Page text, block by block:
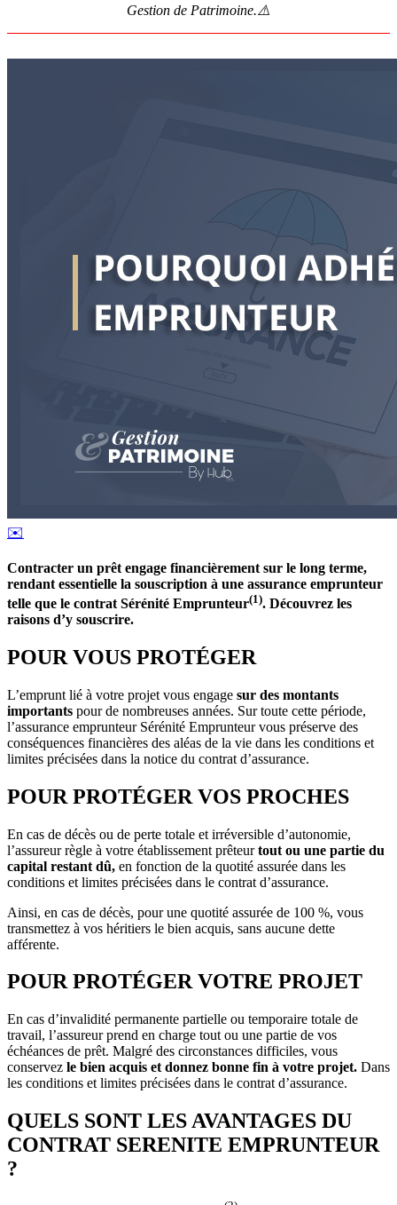
Gestion de Patrimoine.⚠️
✉️
Contracter un prêt engage financièrement sur le long terme,
rendant essentielle la souscription à une assurance emprunteur
telle que le contrat Sérénité Emprunteur(1). Découvrez les
raisons d’y souscrire.
POUR VOUS PROTÉGER
L’emprunt lié à votre projet vous engage sur des montants
importants pour de nombreuses années. Sur toute cette période,
l’assurance emprunteur Sérénité Emprunteur vous préserve des
conséquences financières des aléas de la vie dans les conditions et
limites précisées dans la notice du contrat d’assurance.
POUR PROTÉGER VOS PROCHES
En cas de décès ou de perte totale et irréversible d’autonomie,
l’assureur règle à votre établissement prêteurtout ou une partie du
capital restant dû, en fonction de la quotité assurée dans les
conditions et limites précisées dans le contrat d’assurance.
Ainsi, en cas de décès, pour une quotité assurée de 100 %, vous
transmettez à vos héritiers le bien acquis, sans aucune dette
afférente.
POUR PROTÉGER VOTRE PROJET
En cas d’invalidité permanente partielle ou temporaire totale de
travail, l’assureur prend en charge tout ou une partie de vos
échéances de prêt. Malgré des circonstances difficiles, vous
conservez le bien acquis et donnez bonne fin à votre projet. Dans
les conditions et limites précisées dans le contrat d’assurance.
QUELS SONT LES AVANTAGES DU
CONTRAT SERENITE EMPRUNTEUR
?